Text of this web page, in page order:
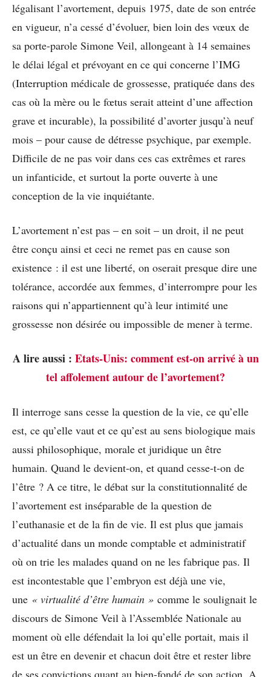
légalisant l’avortement, depuis 1975, date de son entrée
en vigueur, n’a cessé d’évoluer, bien loin des vœux de
sa porte-parole Simone Veil, allongeant à 14 semaines
le délai légal et prévoyant en ce qui concerne l’IMG
(Interruption médicale de grossesse, pratiquée dans des
cas où la mère ou le fœtus serait atteint d’une affection
grave et incurable), la possibilité d’avorter jusqu’à neuf
mois – pour cause de détresse psychique, par exemple.
Difficile de ne pas voir dans ces cas extrêmes et rares
un infanticide, et surtout la porte ouverte à une
conception de la vie inquiétante.
L’avortement n’est pas – en soit – un droit, il ne peut
être conçu ainsi et ceci ne remet pas en cause son
existence : il est une liberté, on oserait presque dire une
tolérance, accordée aux femmes, d’interrompre pour les
raisons qui n’appartiennent qu’à leur intimité une
grossesse non désirée ou impossible de mener à terme.
A lire aussi : Etats-Unis: comment est-on arrivé à un
tel affolement autour de l’avortement?
Il interroge sans cesse la question de la vie, ce qu’elle
est, ce qu’elle vaut et ce qu’est au sens biologique mais
aussi philosophique, morale et juridique un être
humain. Quand le devient-on, et quand cesse-t-on de
l’être ? A ce titre, le débat sur la constitutionnalité de
l’avortement est inséparable de la question de
l’euthanasie et de la fin de vie. Il est plus que jamais
d’actualité dans un monde comptable et administratif
où on trie les malades quand on ne les fabrique pas. Il
est incontestable que l’embryon est déjà une vie,
une « virtualité d’être humain » comme le soulignait le
discours de Simone Veil à l’Assemblée Nationale au
moment où elle défendait la loi qu’elle portait, mais il
est un être en devenir et chacun doit être et rester libre